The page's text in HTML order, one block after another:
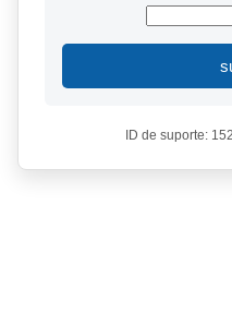
ID de suporte: